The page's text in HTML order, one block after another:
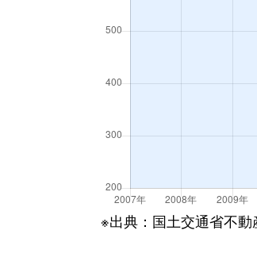
※出典：国土交通省不